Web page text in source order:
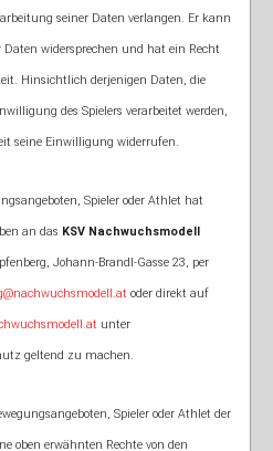
seiner Daten verlangen. Er kann
Daten widersprechen und hat ein Recht
Hinsichtlich derjenigen Daten, die
des Spielers verarbeitet werden,
seine Einwilligung widerrufen.
Spieler oder Athlet hat
an das KSV Nachwuchsmodell
Johann-Brandl-Gasse 23, per
oder direkt auf
unter
geltend zu machen.
Spieler oder Athlet der
oben erwähnten Rechte von den